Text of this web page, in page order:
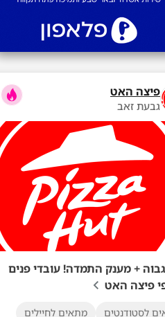
פיצה האט
גבעת זאב
+ מענק התמדה! עובדי פנים
פיצה האט
לסטודנטים מתאים לחיילים